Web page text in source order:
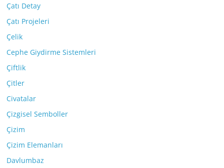
Çatı Detay
Çatı Projeleri
Çelik
Cephe Giydirme Sistemleri
Çiftlik
Çitler
Civatalar
Çizgisel Semboller
Çizim
Çizim Elemanları
Davlumbaz